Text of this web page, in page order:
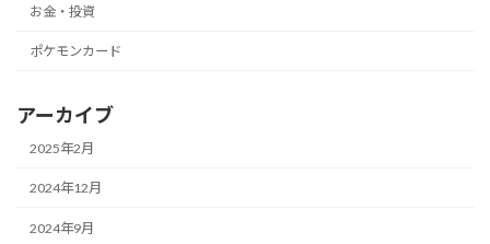
お金・投資
ポケモンカード
アーカイブ
2025年2月
2024年12月
2024年9月